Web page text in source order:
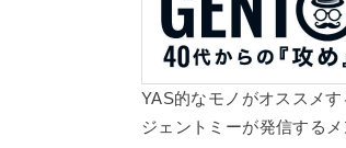
YAS的なモノがオススメす
ジェントミーが発信するメ